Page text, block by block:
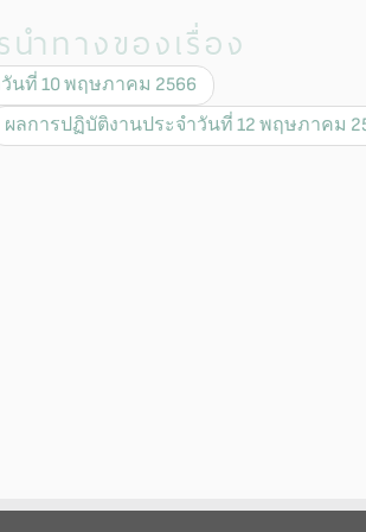
นำทางของเรื่อง
นที่ 10 พฤษภาคม 2566
ผลการปฏิบัติงานประจำวันที่ 12 พฤษภาคม